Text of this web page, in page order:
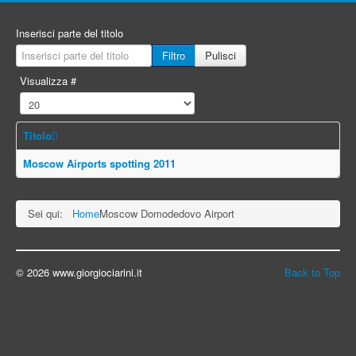
Inserisci parte del titolo
Filtro
Pulisci
Visualizza #
Titolo
Moscow Airports spotting 2011
Sei qui: HomeMoscow Domodedovo Airport
Back to Top
© 2026 www.giorgiociarini.it